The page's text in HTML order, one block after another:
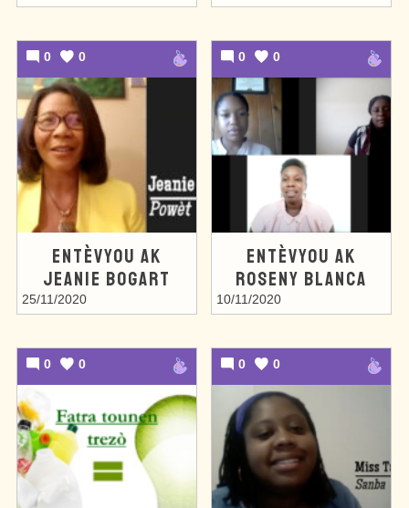
0 0
ENTÈVYOU AK
JEANIE BOGART
25/11/2020
0 0
ENTÈVYOU AK
ROSENY BLANCA
10/11/2020
0 0 0 0